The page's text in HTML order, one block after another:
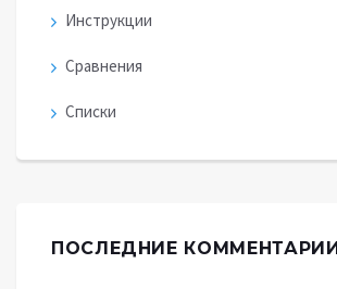
Инструкции
Сравнения
Списки
ПОСЛЕДНИЕ КОММЕНТАРИИ